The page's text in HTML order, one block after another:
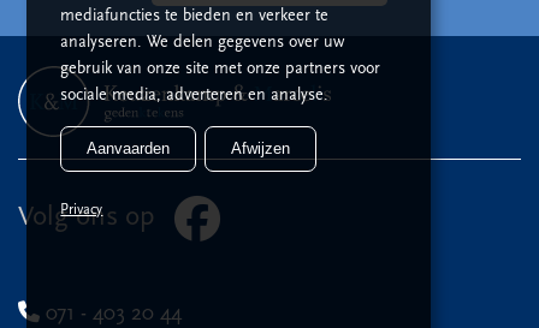
Volg ons op
071 - 403 20 44
mediafuncties te bieden en verkeer te
analyseren. We delen gegevens over uw
gebruik van onze site met onze partners voor
sociale media, adverteren en analyse.
Aanvaarden Afwijzen
Privacy